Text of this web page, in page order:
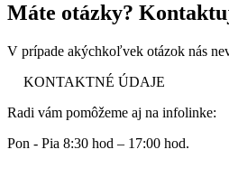
Máte otázky?
V prípade akýchkoľvek otázok nás
KONTAKTNÉ ÚDAJE
Radi vám pomôžeme aj na infolinke:
Pon - Pia 8:30 hod – 17:00 hod.